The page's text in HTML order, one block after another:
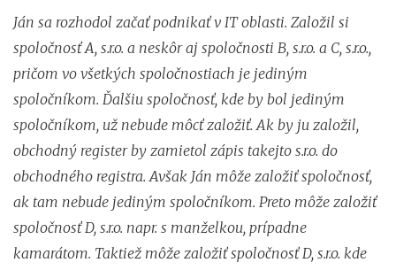
Ján sa rozhodol začať podnikať v IT oblasti. Založil si
spoločnosť A, s.r.o. a neskôr aj spoločnosti B, s.r.o. a C, s.r.o.,
pričom vo všetkých spoločnostiach je jediným
spoločníkom. Ďalšiu spoločnosť, kde by bol jediným
spoločníkom, už nebude môcť založiť. Ak by ju založil,
obchodný register by zamietol zápis takejto s.r.o. do
obchodného registra. Avšak Ján môže založiť spoločnosť,
ak tam nebude jediným spoločníkom. Preto môže založiť
spoločnosť D, s.r.o. napr. s manželkou, prípadne
kamarátom. Taktiež môže založiť spoločnosť D, s.r.o. kde